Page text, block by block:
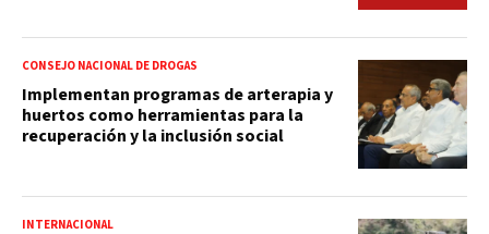
CONSEJO NACIONAL DE DROGAS
Implementan programas de arterapia y
huertos como herramientas para la
recuperación y la inclusión social
INTERNACIONAL